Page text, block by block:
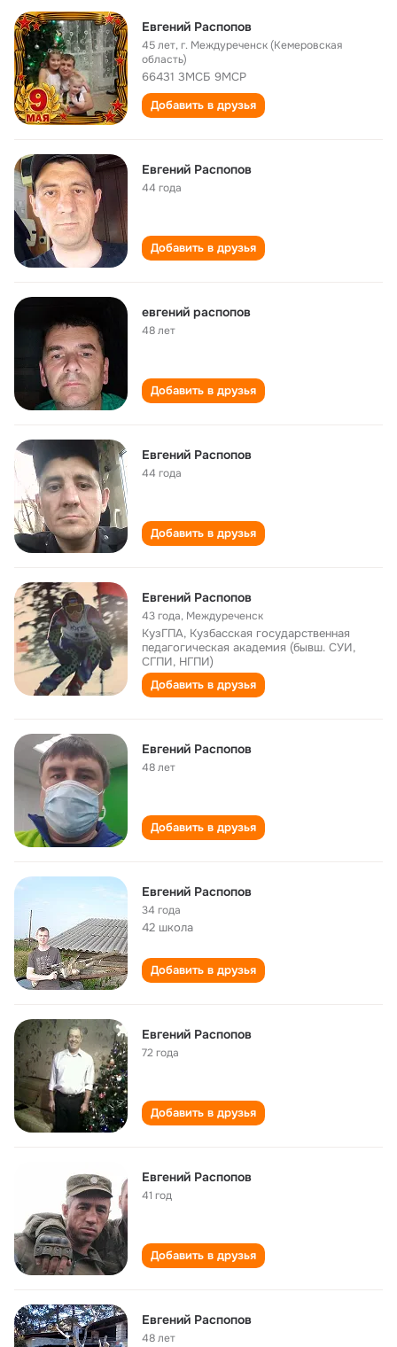
Евгений Распопов
45 лет,г. Междуреченск (Кемеровская
область)
66431 3МСБ 9МСР
Добавить в друзья
Евгений Распопов
44 года
Добавить в друзья
евгений распопов
48 лет
Добавить в друзья
Евгений Распопов
44 года
Добавить в друзья
Евгений Распопов
43 года, Междуреченск
КузГПА, Кузбасская государственная
педагогическая академия (бывш. СУИ,
СГПИ, НГПИ)
Добавить в друзья
Евгений Распопов
48 лет
Добавить в друзья
Евгений Распопов
34 года
42 школа
Добавить в друзья
Евгений Распопов
72 года
Добавить в друзья
Евгений Распопов
41 год
Добавить в друзья
Евгений Распопов
48 лет